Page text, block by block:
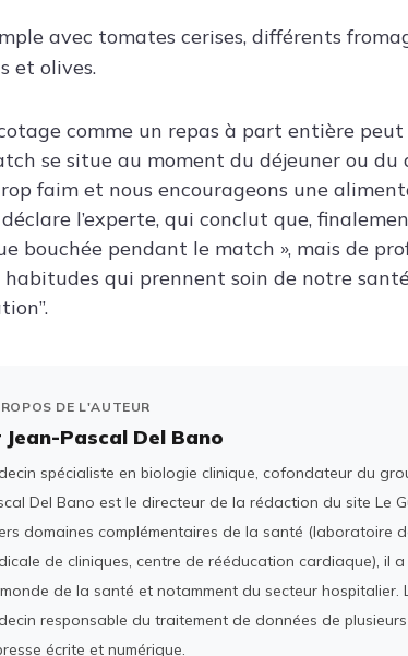
avec tomates cerises, différents
et olives.
comme un repas à part entière
se situe au moment du déjeuner ou du
faim et nous encourageons une
l’experte, qui conclut que,
bouchée pendant le match », mais de
habitudes qui prennent soin de notre
DE L'AUTEUR
Jean-Pascal Del Bano
spécialiste en biologie clinique, cofondateur du
Del Bano est le directeur de la rédaction du site Le
domaines complémentaires de la santé (laboratoire
de cliniques, centre de rééducation cardiaque), il
de la santé et notamment du secteur hospitalier.
responsable du traitement de données de
écrite et numérique.